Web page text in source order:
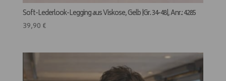
Soft-Lederlook-Legging aus Viskose, Gelb |Gr. 34-48|, Anr.: 4285
39,90 €